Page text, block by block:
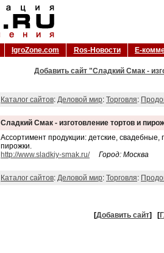
IgroZone.com Ros-Новости Е-
Добавить сайт "Сладкий Смак -
Каталог сайтов: Деловой мир: Торговля:
Сладкий Смак - изготовление тортов и
Ассортимент продукции: детские,
пирожки.
http://www.sladkiy-smak.ru/
Город: Москва
Каталог сайтов: Деловой мир: Торговля:
[Добавить сайт] [